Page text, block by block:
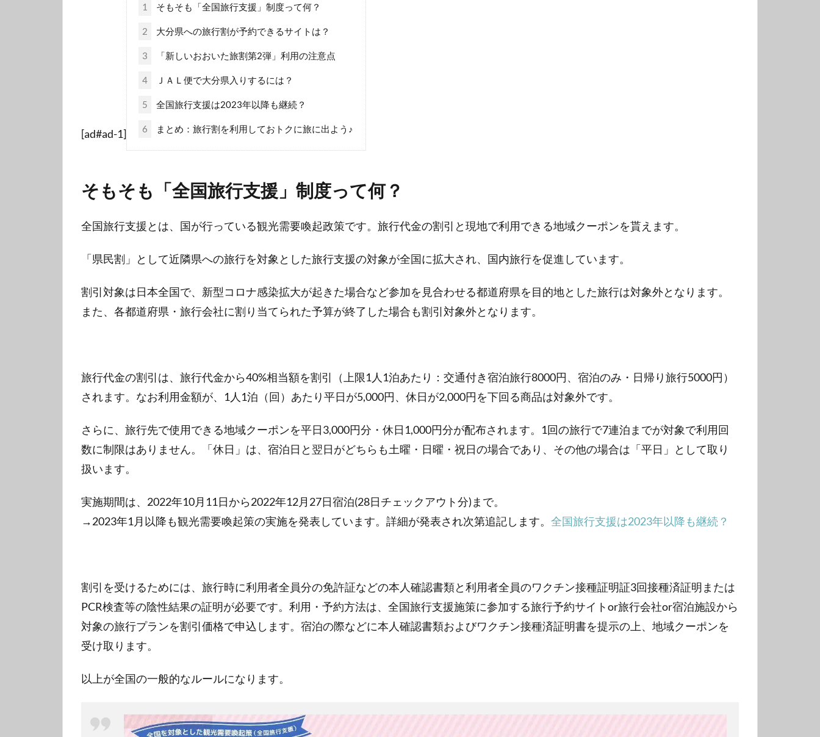
[ad#ad-1]
1 そもそも「全国旅行支援」制度って何？
2 大分県への旅行割が予約できるサイトは？
3 「新しいおおいた旅割第2弾」利用の注意点
4 ＪＡＬ便で大分県入りするには？
5 全国旅行支援は2023年以降も継続？
6 まとめ：旅行割を利用しておトクに旅に出よう♪
そもそも「全国旅行支援」制度って何？
全国旅行支援とは、国が行っている観光需要喚起政策です。旅行代金の割引と現地で利用できる地域クーポンを貰えます。
「県民割」として近隣県への旅行を対象とした旅行支援の対象が全国に拡大され、国内旅行を促進しています。
割引対象は日本全国で、新型コロナ感染拡大が起きた場合など参加を見合わせる都道府県を目的地とした旅行は対象外となります。
また、各都道府県・旅行会社に割り当てられた予算が終了した場合も割引対象外となります。
旅行代金の割引は、旅行代金から40%相当額を割引（上限1人1泊あたり：交通付き宿泊旅行8000円、宿泊のみ・日帰り旅行5000円）
されます。なお利用金額が、1人1泊（回）あたり平日が5,000円、休日が2,000円を下回る商品は対象外です。
さらに、旅行先で使用できる地域クーポンを平日3,000円分・休日1,000円分が配布されます。1回の旅行で7連泊までが対象で利用回
数に制限はありません。「休日」は、宿泊日と翌日がどちらも土曜・日曜・祝日の場合であり、その他の場合は「平日」として取り
扱います。
実施期間は、2022年10月11日から2022年12月27日宿泊(28日チェックアウト分)まで。
→2023年1月以降も観光需要喚起策の実施を発表しています。詳細が発表され次第追記します。 全国旅行支援は2023年以降も継続？
割引を受けるためには、旅行時に利用者全員分の免許証などの本人確認書類と利用者全員のワクチン接種証明証3回接種済証明または
PCR検査等の陰性結果の証明が必要です。利用・予約方法は、全国旅行支援施策に参加する旅行予約サイトor旅行会社or宿泊施設から
対象の旅行プランを割引価格で申込します。宿泊の際などに本人確認書類およびワクチン接種済証明書を提示の上、地域クーポンを
受け取ります。
以上が全国の一般的なルールになります。